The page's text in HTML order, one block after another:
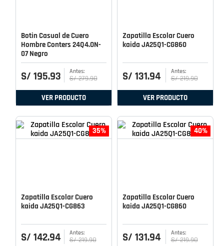
Botin Casual de Cuero
Hombre Conters 24Q4.ON-
07 Negro
S/ 195.93 S/ 279.90
VER PRODUCTO
Zapatilla Escolar Cuero
kaida JA25Q1-CG860
S/ 131.94 S/ 219.90
VER PRODUCTO
35%
Zapatilla Escolar Cuero
kaida JA25Q1-CG863
S/ 142.94 S/ 219.90
40%
Zapatilla Escolar Cuero
kaida JA25Q1-CG860
S/ 131.94 S/ 219.90